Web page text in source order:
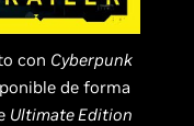
con Cyberpunk
de forma
Ultimate Edition